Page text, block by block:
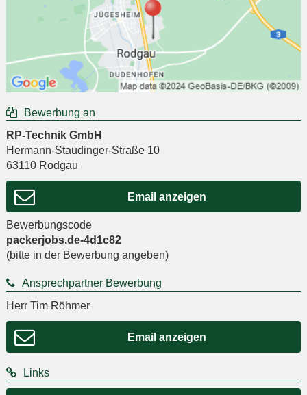
Bewerbung an
RP-Technik GmbH
Hermann-Staudinger-Straße 10
63110 Rodgau
Email anzeigen
Bewerbungscode
packerjobs.de-4d1c82
(bitte in der Bewerbung angeben)
Ansprechpartner Bewerbung
Herr Tim Röhmer
Email anzeigen
Links